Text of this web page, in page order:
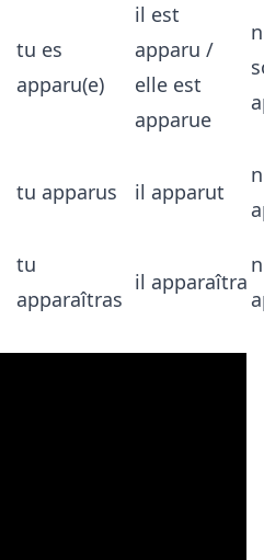
tu es
apparu(e)
il est
apparu /
elle est
apparue
tu apparus il apparut
tu
apparaîtras
il apparaîtra